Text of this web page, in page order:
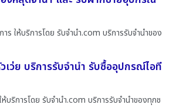
ร ให้บริการโดย รับจํานํา.com บริการรับจำนำของ
เว่ย บริการรับจำนำ รับซื้ออุปกรณ์ไอที
บริการโดย รับจํานํา.com บริการรับจำนำของทุกช